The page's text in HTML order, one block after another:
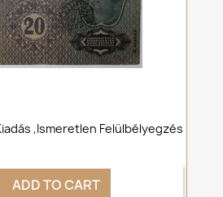
,Ismeretlen Felülbélyegzés
ADD TO CART